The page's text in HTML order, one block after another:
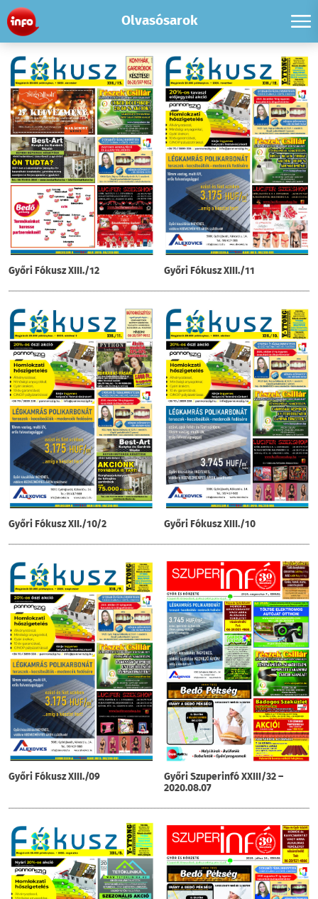
Olvasósarok
Győri Fókusz XIII./12 Győri Fókusz XIII./11
Győri Fókusz XII./10/2 Győri Fókusz XIII./10
Győri Fókusz XIII./09 Győri Szuperinfó XXIII/32 –
2020.08.07